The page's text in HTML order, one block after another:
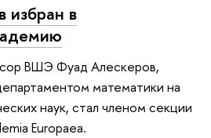
избран в
ВШЭ Фуад Алескеров,
математики на
наук, стал членом секции
Europaea.